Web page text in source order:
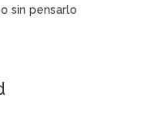
sin pensarlo